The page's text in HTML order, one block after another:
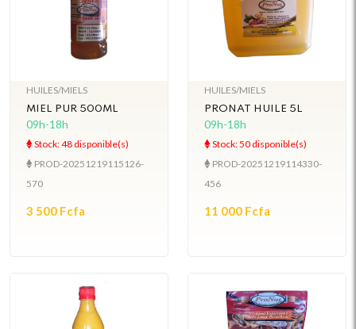
HUILES/MIELS
MIEL PUR 500ML
09h-18h
Stock: 48 disponible(s)
PROD-20251219115126-
570
3 500 Fcfa
HUILES/MIELS
PRONAT HUILE 5L
09h-18h
Stock: 50 disponible(s)
PROD-20251219114330-
456
11 000 Fcfa